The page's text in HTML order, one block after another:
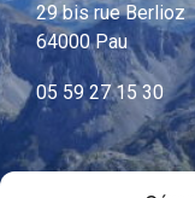
29 bis rue Berlioz
64000 Pau
05 59 27 15 30